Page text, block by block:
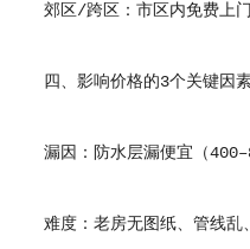
郊区/跨区：市区内免费上门
四、影响价格的3个关键因
漏因：防水层漏便宜（
难度：老房无图纸、管线乱、